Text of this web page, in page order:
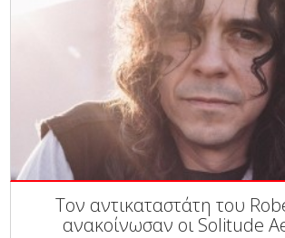
Τον αντικαταστάτη του
ανακοίνωσαν οι Solitude